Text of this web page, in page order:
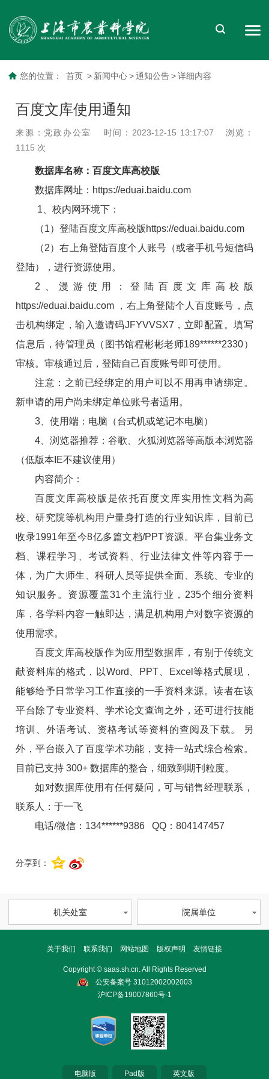
您的位置： 首页 > 新闻中心 > 通知公告 > 详细内容
百度文库使用通知
来源：党政办公室 时间：2023-12-15 13:17:07
浏览：
1115 次
数据库名称：百度文库高校版
数据库网址：https://eduai.baidu.com
1、校内网环境下：
（1）登陆百度文库高校版https://eduai.baidu.com
（2）右上角登陆百度个人账号（或者手机号短信码
登陆），进行资源使用。
2、漫游使用：登陆百度文库高校版
https://eduai.baidu.com ，右上角登陆个人百度账号，点
击机构绑定，输入邀请码JFYVVSX7，立即配置。填写
信息后，待管理员（图书馆程彬彬老师189******2330）
审核。审核通过后，登陆自己百度账号即可使用。
注意：之前已经绑定的用户可以不用再申请绑定。
新申请的用户尚未绑定单位账号者适用。
3、使用端：电脑（台式机或笔记本电脑）
4、浏览器推荐：谷歌、火狐浏览器等高版本浏览器
（低版本IE不建议使用）
内容简介：
百度文库高校版是依托百度文库实用性文档为高
校、研究院等机构用户量身打造的行业知识库，目前已
收录1991年至今8亿多篇文档/PPT资源。平台集业务文
档、课程学习、考试资料、行业法律文件等内容于一
体，为广大师生、科研人员等提供全面、系统、专业的
知识服务。资源覆盖31个主流行业，235个细分资料
库，各学科内容一触即达，满足机构用户对数字资源的
使用需求。
百度文库高校版作为应用型数据库，有别于传统文
献资料库的格式，以Word、PPT、Excel等格式展现，
能够给予日常学习工作直接的一手资料来源。读者在该
平台除了专业资料、学术论文查询之外，还可进行技能
培训、外语考试、资格考试等资料的查阅及下载。 另
外，平台嵌入了百度学术功能，支持一站式综合检索。
目前已支持 300+ 数据库的整合，细致到期刊粒度。
如对数据库使用有任何疑问，可与销售经理联系，
联系人：于一飞
电话/微信：134******9386 QQ：804147457
分享到：
机关处室 院属单位
关于我们 联系我们 网站地图 版权声明 友情链接
Copyright © saas.sh.cn. All Rights Reserved
公安备案号 31012002002003
沪ICP备19007860号-1
电脑版 Pad版 英文版